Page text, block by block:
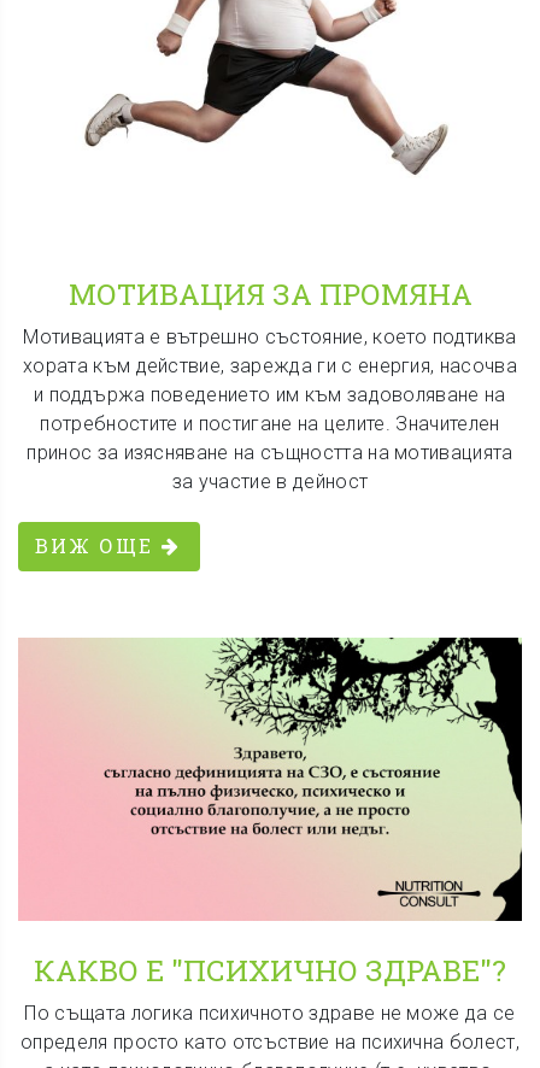
МОТИВАЦИЯ ЗА ПРОМЯНА
Мотивацията е вътрешно състояние, което подтиква
хората към действие, зарежда ги с енергия, насочва
и поддържа поведението им към задоволяване на
потребностите и постигане на целите. Значителен
принос за изясняване на същността на мотивацията
за участие в дейност
ВИЖ ОЩЕ
КАКВО Е "ПСИХИЧНО ЗДРАВЕ"?
По същата логика психичното здраве не може да се
определя просто като отсъствие на психична болест,